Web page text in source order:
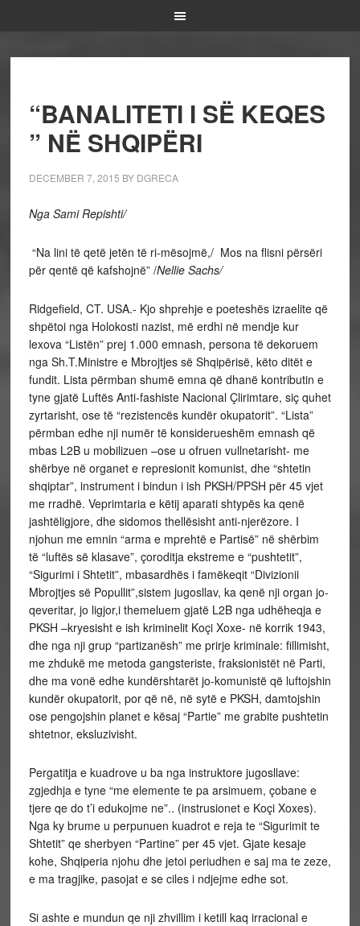
“BANALITETI I SË KEQES
” NË SHQIPËRI
DECEMBER 7, 2015 BY DGRECA
Nga Sami Repishti/
“Na lini të qetë jetën të ri-mësojmë,/ Mos na flisni përsëri
për qentë që kafshojnë” /Nellie Sachs/
Ridgefield, CT. USA.- Kjo shprehje e poeteshës izraelite që
shpëtoi nga Holokosti nazist, më erdhi në mendje kur
lexova “Listën” prej 1.000 emnash, persona të dekoruem
nga Sh.T.Ministre e Mbrojtjes së Shqipërisë, këto ditët e
fundit. Lista përmban shumë emna që dhanë kontributin e
tyne gjatë Luftës Anti-fashiste Nacional Çlirimtare, siç quhet
zyrtarisht, ose të “rezistencës kundër okupatorit”. “Lista”
përmban edhe nji numër të konsiderueshëm emnash që
mbas L2B u mobilizuen –ose u ofruen vullnetarisht- me
shërbye në organet e represionit komunist, dhe “shtetin
shqiptar”, instrument i bindun i ish PKSH/PPSH për 45 vjet
me rradhë. Veprimtaria e këtij aparati shtypës ka qenë
jashtëligjore, dhe sidomos thellësisht anti-njerëzore. I
njohun me emnin “arma e mprehtë e Partisë” në shërbim
të “luftës së klasave”, çoroditja ekstreme e “pushtetit”,
“Sigurimi i Shtetit”, mbasardhës i famëkeqit “Divizionii
Mbrojtjes së Popullit”,sistem jugosllav, ka qenë nji organ jo-
qeveritar, jo ligjor,i themeluem gjatë L2B nga udhëheqja e
PKSH –kryesisht e ish kriminelit Koçi Xoxe- në korrik 1943,
dhe nga nji grup “partizanësh” me prirje kriminale: fillimisht,
me zhdukë me metoda gangsteriste, fraksionistët në Parti,
dhe ma vonë edhe kundërshtarët jo-komunistë që luftojshin
kundër okupatorit, por që në, në sytë e PKSH, damtojshin
ose pengojshin planet e kësaj “Partie” me grabite pushtetin
shtetnor, eksluzivisht.
Pergatitja e kuadrove u ba nga instruktore jugosllave:
zgjedhja e tyne “me elemente te pa arsimuem, çobane e
tjere qe do t’i edukojme ne”.. (instrusionet e Koçi Xoxes).
Nga ky brume u perpunuen kuadrot e reja te “Sigurimit te
Shtetit” qe sherbyen “Partine” per 45 vjet. Gjate kesaje
kohe, Shqiperia njohu dhe jetoi periudhen e saj ma te zeze,
e ma tragjike, pasojat e se ciles i ndjejme edhe sot.
Si ashte e mundun qe nji zhvillim i ketill kaq irracional e